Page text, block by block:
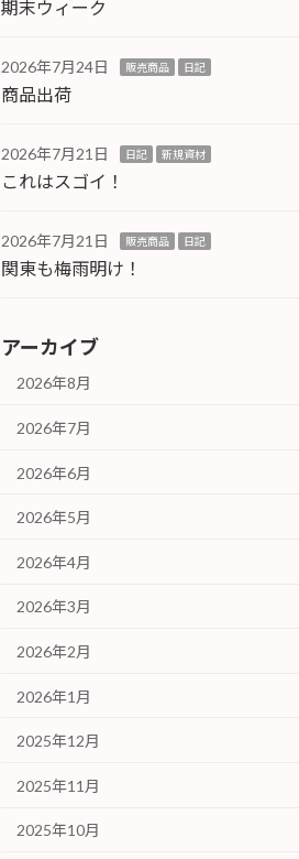
期末ウィーク
2026年7月24日 販売商品 日記
商品出荷
2026年7月21日 日記 新規資材
これはスゴイ！
2026年7月21日 販売商品 日記
関東も梅雨明け！
アーカイブ
2026年8月
2026年7月
2026年6月
2026年5月
2026年4月
2026年3月
2026年2月
2026年1月
2025年12月
2025年11月
2025年10月